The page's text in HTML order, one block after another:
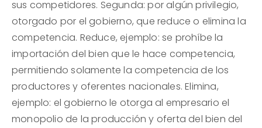
sus competidores. Segunda: por algún privilegio,
otorgado por el gobierno, que reduce o elimina la
competencia. Reduce, ejemplo: se prohíbe la
importación del bien que le hace competencia,
permitiendo solamente la competencia de los
productores y oferentes nacionales. Elimina,
ejemplo: el gobierno le otorga al empresario el
monopolio de la producción y oferta del bien del